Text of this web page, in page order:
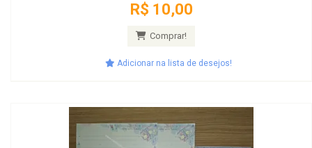
R$ 10,00
Comprar!
Adicionar na lista de desejos!